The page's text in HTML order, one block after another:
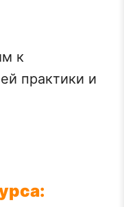
к
практики и